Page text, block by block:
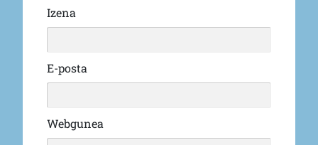
Izena
E-posta
Webgunea